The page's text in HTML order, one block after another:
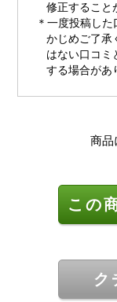
修正すること
一度投稿した
かじめご了承
はない口コミ
する場合があ
商品
この
ク